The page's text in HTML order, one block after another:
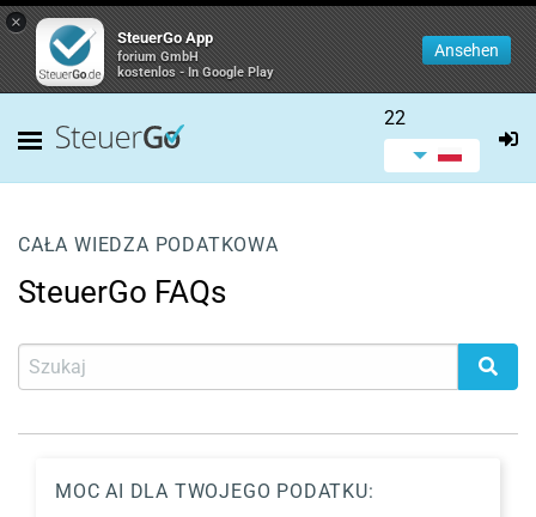
×
SteuerGo App
forium GmbH
kostenlos - In Google Play
Ansehen
22
CAŁA WIEDZA PODATKOWA
SteuerGo FAQs
MOC AI DLA TWOJEGO PODATKU: